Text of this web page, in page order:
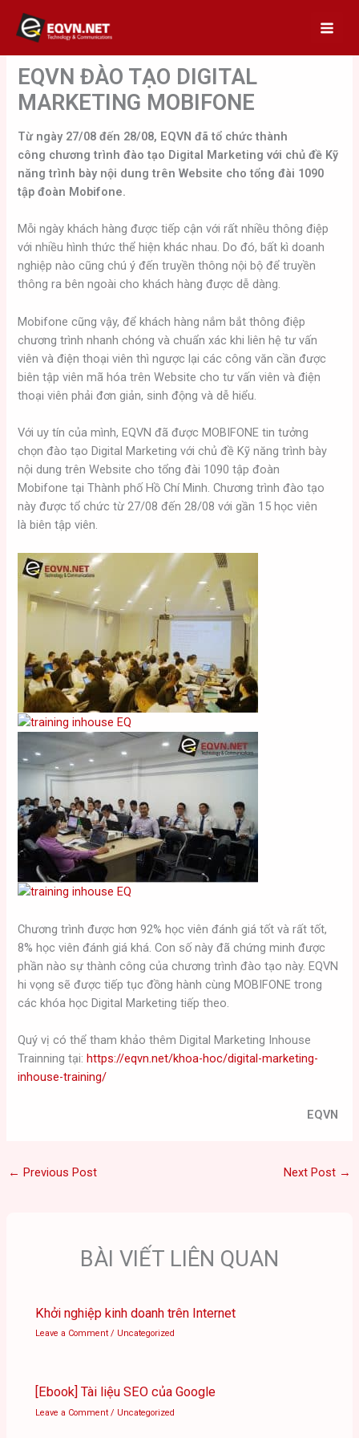
content
EQVN ĐÀO TẠO DIGITAL
MARKETING MOBIFONE
Từ ngày 27/08 đến 28/08, EQVN đã tổ chức thành
công chương trình đào tạo Digital Marketing với chủ đề Kỹ
năng trình bày nội dung trên Website cho tổng đài 1090
tập đoàn Mobifone.
Mỗi ngày khách hàng được tiếp cận với rất nhiều thông điệp
với nhiều hình thức thể hiện khác nhau. Do đó, bất kì doanh
nghiệp nào cũng chú ý đến truyền thông nội bộ để truyền
thông ra bên ngoài cho khách hàng được dễ dàng.
Mobifone cũng vậy, để khách hàng nắm bắt thông điệp
chương trình nhanh chóng và chuẩn xác khi liên hệ tư vấn
viên và điện thoại viên thì ngược lại các công văn cần được
biên tập viên mã hóa trên Website cho tư vấn viên và điện
thoại viên phải đơn giản, sinh động và dễ hiểu.
Với uy tín của mình, EQVN đã được MOBIFONE tin tưởng
chọn đào tạo Digital Marketing với chủ đề Kỹ năng trình bày
nội dung trên Website cho tổng đài 1090 tập đoàn
Mobifone tại Thành phố Hồ Chí Minh. Chương trình đào tạo
này được tổ chức từ 27/08 đến 28/08 với gần 15 học viên
là biên tập viên.
Chương trình được hơn 92% học viên đánh giá tốt và rất tốt,
8% học viên đánh giá khá. Con số này đã chứng minh được
phần nào sự thành công của chương trình đào tạo này. EQVN
hi vọng sẽ được tiếp tục đồng hành cùng MOBIFONE trong
các khóa học Digital Marketing tiếp theo.
Quý vị có thể tham khảo thêm Digital Marketing Inhouse
Trainning tại:https://eqvn.net/khoa-hoc/digital-marketing-
inhouse-training/
EQVN
← Previous Post Next Post →
BÀI VIẾT LIÊN QUAN
Khởi nghiệp kinh doanh trên Internet
Leave a Comment / Uncategorized
[Ebook] Tài liệu SEO của Google
Leave a Comment / Uncategorized